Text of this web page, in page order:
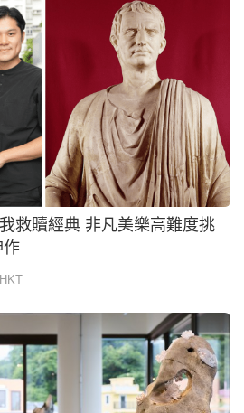
救贖經典 非凡美樂高難度挑
作